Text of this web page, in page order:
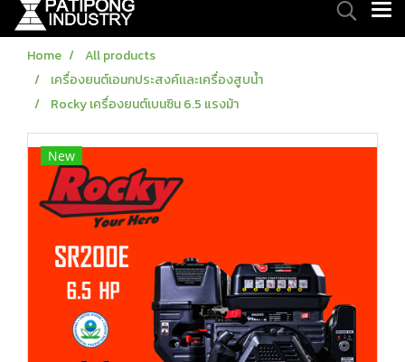
Home
All products
เครื่องยนต์เอนกประสงค์เเละเครื่องสูบน้ำ
Rocky เครื่องยนต์เบนซิน 6.5 แรงม้า
New